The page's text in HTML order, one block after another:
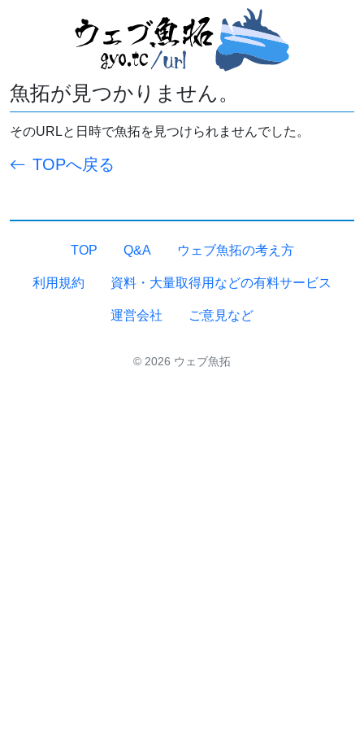
魚拓が見つかりません。
そのURLと日時で魚拓を見つけられませんでした。
TOPへ戻る
TOP Q&A ウェブ魚拓の考え方
利用規約 資料・大量取得用などの有料サービス
運営会社 ご意見など
© 2026 ウェブ魚拓